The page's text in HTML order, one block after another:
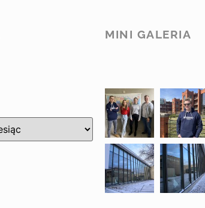
MINI GALERIA